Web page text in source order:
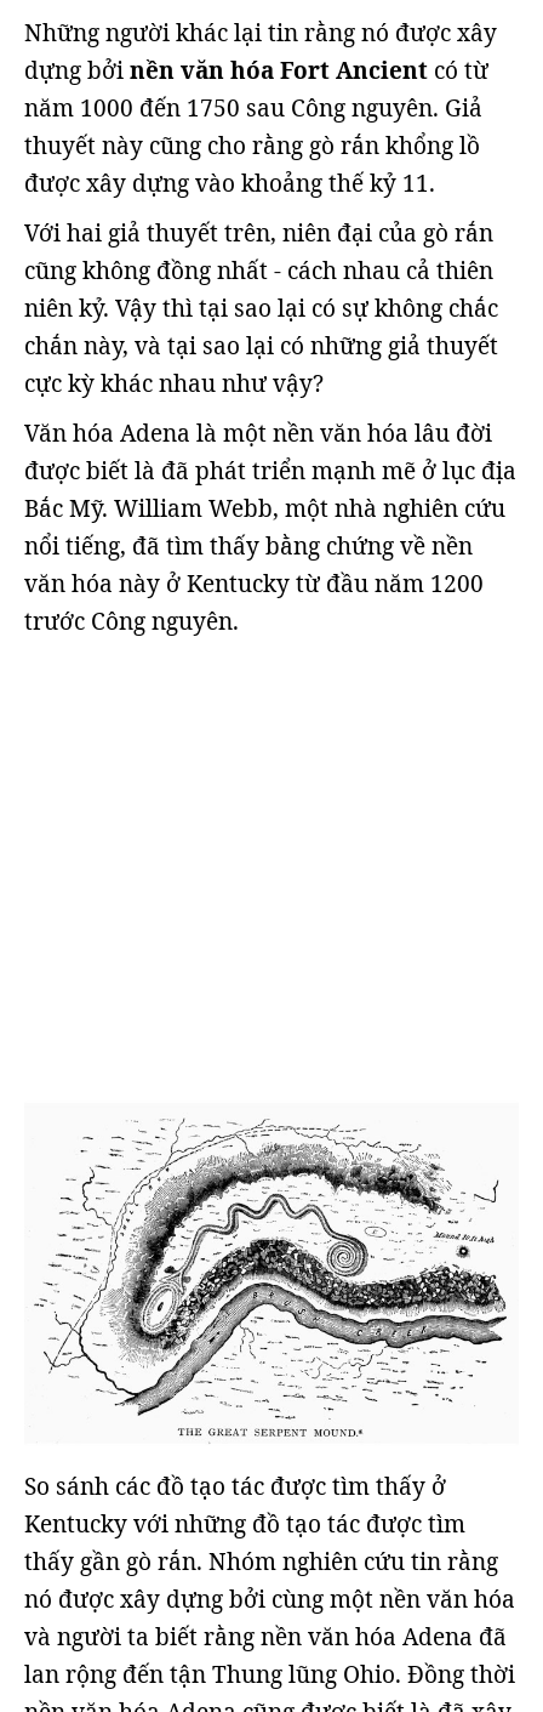
Những người khác lại tin rằng nó được xây
dựng bởinền văn hóa Fort Ancient có từ
năm 1000 đến 1750 sau Công nguyên. Giả
thuyết này cũng cho rằng gò rắn khổng lồ
được xây dựng vào khoảng thế kỷ 11.
Với hai giả thuyết trên, niên đại của gò rắn
cũng không đồng nhất - cách nhau cả thiên
niên kỷ. Vậy thì tại sao lại có sự không chắc
chắn này, và tại sao lại có những giả thuyết
cực kỳ khác nhau như vậy?
Văn hóa Adena là một nền văn hóa lâu đời
được biết là đã phát triển mạnh mẽ ở lục địa
Bắc Mỹ. William Webb, một nhà nghiên cứu
nổi tiếng, đã tìm thấy bằng chứng về nền
văn hóa này ở Kentucky từ đầu năm 1200
trước Công nguyên.
So sánh các đồ tạo tác được tìm thấy ở
Kentucky với những đồ tạo tác được tìm
thấy gần gò rắn. Nhóm nghiên cứu tin rằng
nó được xây dựng bởi cùng một nền văn hóa
và người ta biết rằng nền văn hóa Adena đã
lan rộng đến tận Thung lũng Ohio. Đồng thời